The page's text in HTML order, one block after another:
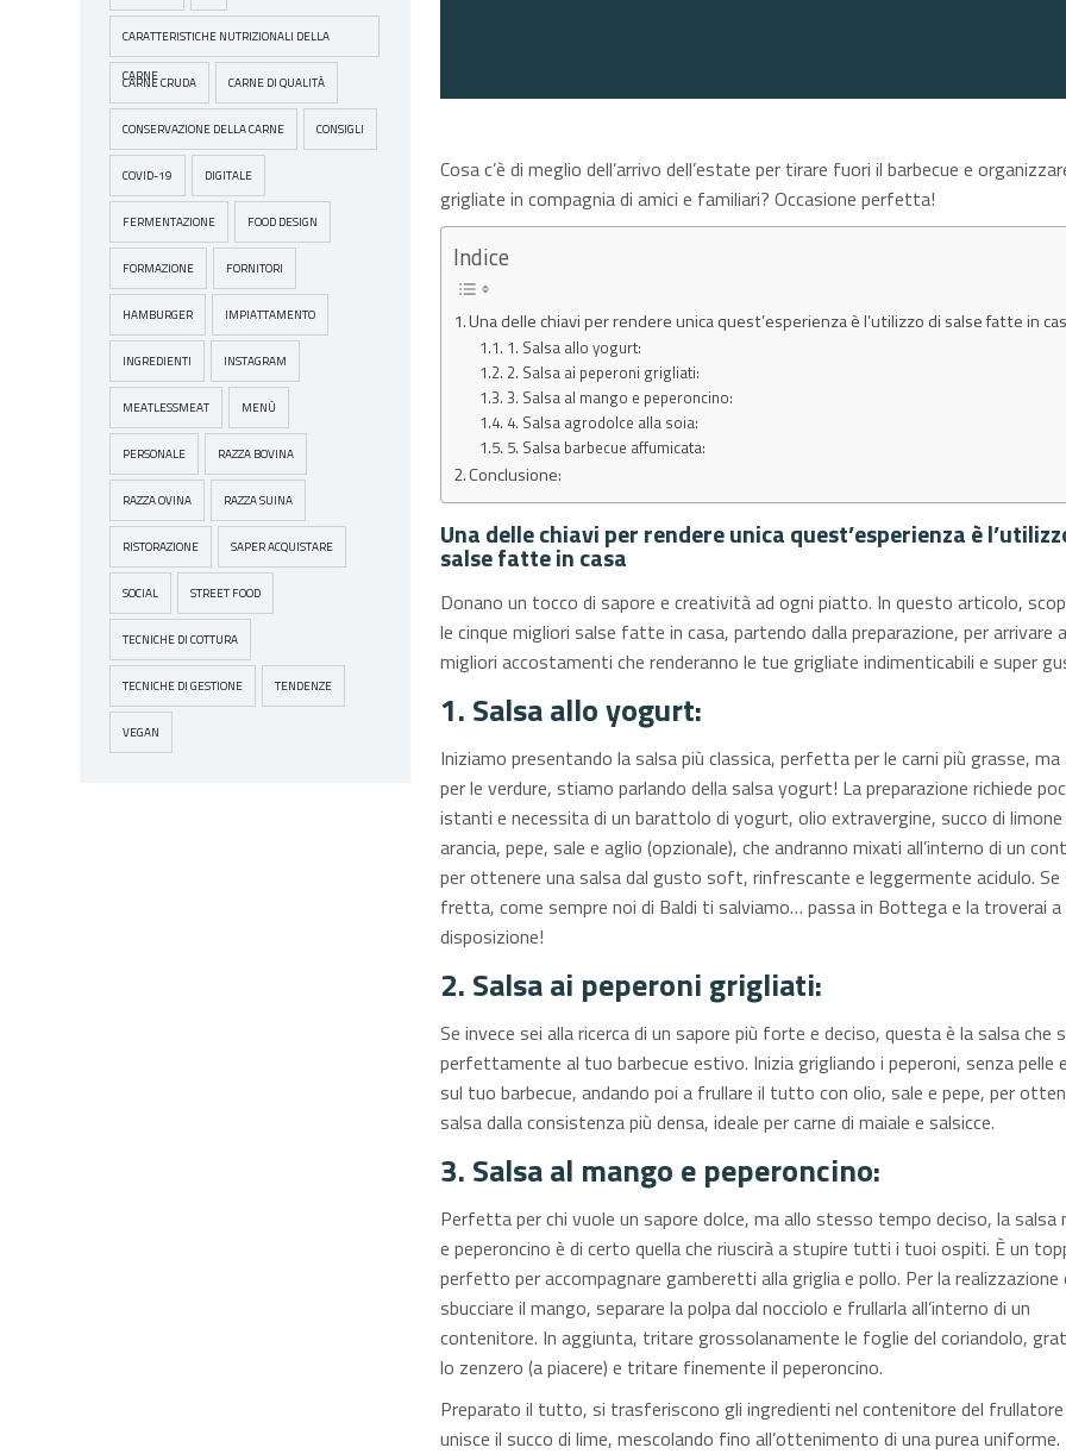
CARATTERISTICHE NUTRIZIONALI DELLA
CARNE
CARNE CRUDA CARNE DI QUALITÀ
CONSERVAZIONE DELLA CARNE CONSIGLI
COVID-19 DIGITALE
FERMENTAZIONE FOOD DESIGN
FORMAZIONE FORNITORI
HAMBURGER IMPIATTAMENTO
INGREDIENTI INSTAGRAM
MEATLESSMEAT MENÙ
PERSONALE RAZZA BOVINA
RAZZA OVINA RAZZA SUINA
RISTORAZIONE SAPER ACQUISTARE
SOCIAL STREET FOOD
TECNICHE DI COTTURA
TECNICHE DI GESTIONE TENDENZE
VEGAN
Cosa c’è di meglio dell’arrivo dell’estate per tirare fuori il barbecue e
grigliate in compagnia di amici e familiari? Occasione perfetta!
Indice
Una delle chiavi per rendere unica quest’esperienza è l’utilizzo di salse fatte in
1. Salsa allo yogurt:
2. Salsa ai peperoni grigliati:
3. Salsa al mango e peperoncino:
4. Salsa agrodolce alla soia:
5. Salsa barbecue affumicata:
Conclusione:
Una delle chiavi per rendere unica quest’esperienza è
salse fatte in casa
Donano un tocco di sapore e creatività ad ogni piatto. In questo articolo,
le cinque migliori salse fatte in casa, partendo dalla preparazione, per arrivare
migliori accostamenti che renderanno le tue grigliate indimenticabili e super
1. Salsa allo yogurt:
Iniziamo presentando la salsa più classica, perfetta per le carni più grasse, ma
per le verdure, stiamo parlando della salsa yogurt! La preparazione richiede
istanti e necessita di un barattolo di yogurt, olio extravergine, succo di limone
arancia, pepe, sale e aglio (opzionale), che andranno mixati all’interno di un
per ottenere una salsa dal gusto soft, rinfrescante e leggermente acidulo. Se
fretta, come sempre noi di Baldi ti salviamo… passa in Bottega e la troverai
disposizione!
2. Salsa ai peperoni grigliati:
Se invece sei alla ricerca di un sapore più forte e deciso, questa è la salsa che
perfettamente al tuo barbecue estivo. Inizia grigliando i peperoni, senza pelle
sul tuo barbecue, andando poi a frullare il tutto con olio, sale e pepe, per
salsa dalla consistenza più densa, ideale per carne di maiale e salsicce.
3. Salsa al mango e peperoncino:
Perfetta per chi vuole un sapore dolce, ma allo stesso tempo deciso, la salsa
e peperoncino è di certo quella che riuscirà a stupire tutti i tuoi ospiti. È un
perfetto per accompagnare gamberetti alla griglia e pollo. Per la realizzazione
sbucciare il mango, separare la polpa dal nocciolo e frullarla all’interno di un
contenitore. In aggiunta, tritare grossolanamente le foglie del coriandolo,
lo zenzero (a piacere) e tritare finemente il peperoncino.
Preparato il tutto, si trasferiscono gli ingredienti nel contenitore del
unisce il succo di lime, mescolando fino all’ottenimento di una purea uniforme.